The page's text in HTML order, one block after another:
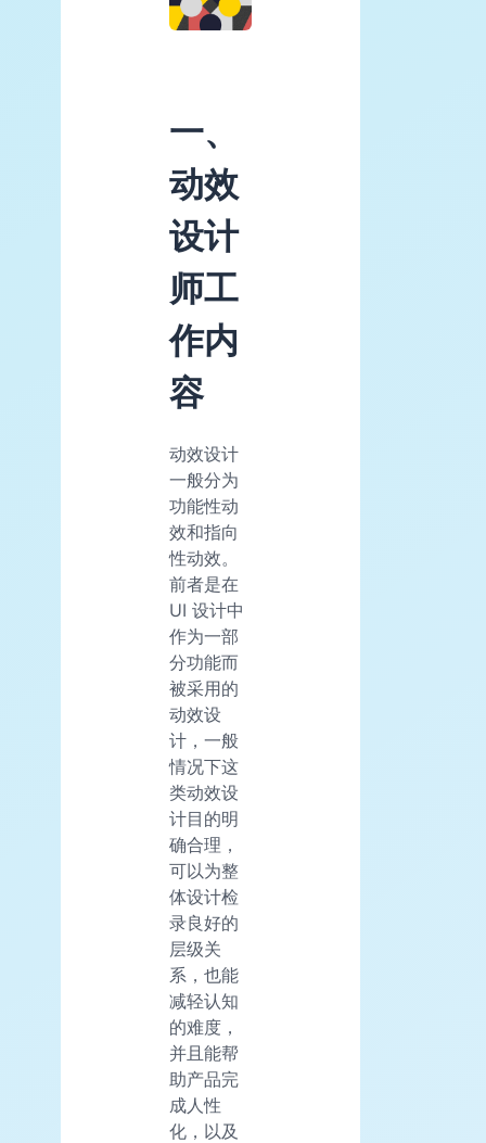
一、
动效
设计
师工
作内
容
动效设计
一般分为
功能性动
效和指向
性动效。
前者是在
UI 设计中
作为一部
分功能而
被采用的
动效设
计，一般
情况下这
类动效设
计目的明
确合理，
可以为整
体设计检
录良好的
层级关
系，也能
减轻认知
的难度，
并且能帮
助产品完
成人性
化，以及